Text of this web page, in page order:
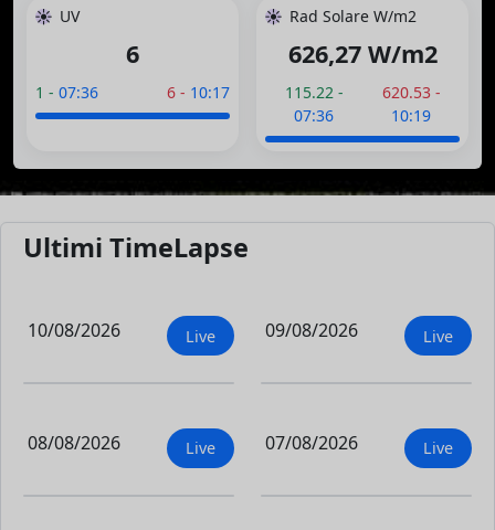
☀️ UV
6
1 - 07:36 6 - 10:17
☀️ Rad Solare W/m2
626,27 W/m2
115.22 -
07:36
620.53 -
10:19
Ultimi TimeLapse
10/08/2026 Live 09/08/2026 Live
08/08/2026 Live 07/08/2026 Live